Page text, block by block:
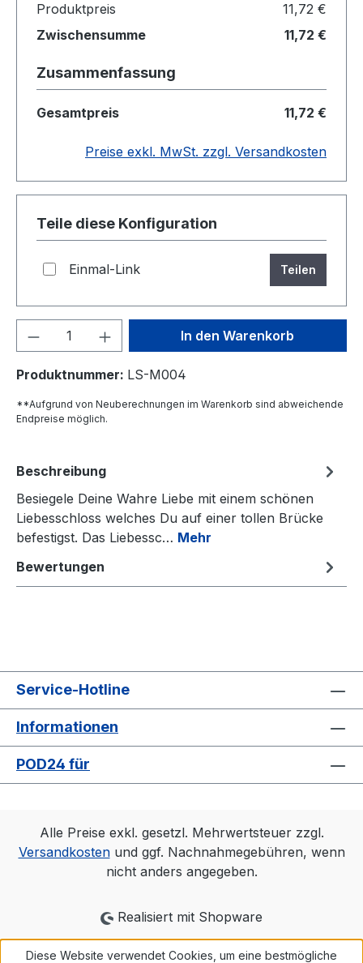
Produktpreis
11,72 €
Zwischensumme
11,72 €
Zusammenfassung
Gesamtpreis 11,72 €
Preise exkl. MwSt. zzgl. Versandkosten
Teile diese Konfiguration
Einmal-Link Teilen
Produkt Anzahl: Gib denIn den Warenkorb
Produktnummer: LS-M004
**Aufgrund von Neuberechnungen im Warenkorb sind abweichende
Endpreise möglich.
Beschreibung
Besiegele Deine Wahre Liebe mit einem schönen
Liebesschloss welches Du auf einer tollen Brücke
befestigst. Das Liebessc… Mehr
Bewertungen
Service-Hotline
Informationen
POD24 für
Alle Preise exkl. gesetzl. Mehrwertsteuer zzgl.
Versandkostenund ggf. Nachnahmegebühren, wenn
nicht anders angegeben.
Realisiert mit Shopware
Diese Website verwendet Cookies, um eine bestmögliche